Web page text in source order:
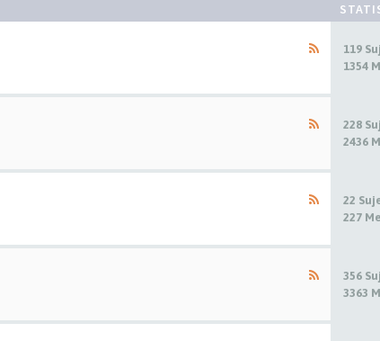
119
1354
228
2436
22
227
356
3363